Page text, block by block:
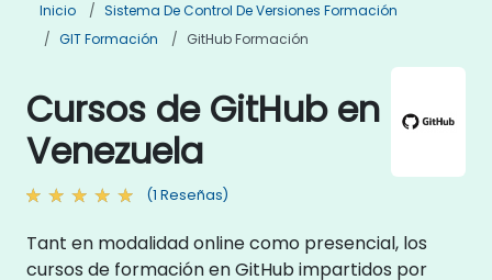
Inicio
Sistema De Control De Versiones Formación
GIT Formación
GitHub Formación
Cursos de GitHub en
Venezuela
(1 Reseñas)
Tant en modalidad online como presencial, los
cursos de formación en GitHub impartidos por